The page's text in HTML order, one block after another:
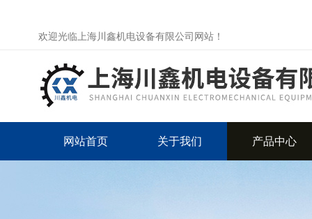
欢迎光临上海川鑫机电设备有限公司网站！
网站首页 关于我们 产品中心